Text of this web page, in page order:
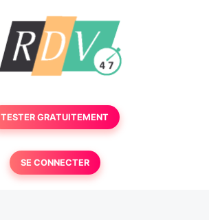
TESTER GRATUITEMENT
SE CONNECTER